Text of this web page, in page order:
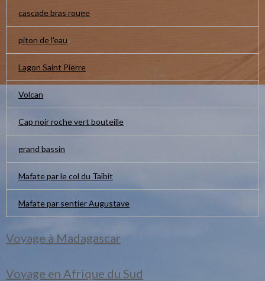
cascade bras rouge
piton de l'eau
Lagon Saint Pierre
Volcan
Cap noir roche vert bouteille
grand bassin
Mafate par le col du Taïbit
Mafate par sentier Augustave
Voyage à Madagascar
Voyage en Afrique du Sud